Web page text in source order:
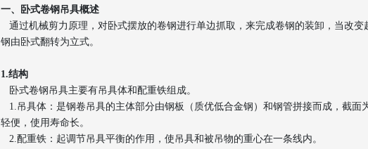
一、卧式卷钢吊具概述
通过机械剪力原理，对卧式摆放的卷钢进行单边抓取，来完成卷钢的装卸，当改
钢由卧式翻转为立式。
1.结构
卧式卷钢吊具主要有吊具体和配重铁组成。
1.吊具体：是钢卷吊具的主体部分由钢板（ 质优低合金钢）和钢管拼接而成，截面
轻便，使用寿命长。
2.配重铁：起调节吊具平衡的作用，使吊具和被吊物的重心在一条线内。